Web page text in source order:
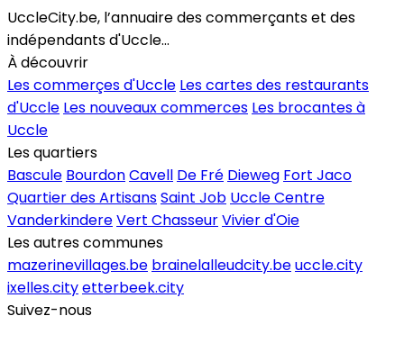
UccleCity.be, l’annuaire des commerçants et des
indépendants d'Uccle...
À découvrir
Les commerçes d'Uccle Les cartes des restaurants
d'Uccle Les nouveaux commerces Les brocantes à
Uccle
Les quartiers
Bascule BourdonCavell De Fré Dieweg Fort Jaco
Quartier des ArtisansSaint Job Uccle Centre
VanderkindereVert ChasseurVivier d'Oie
Les autres communes
mazerinevillages.be brainelalleudcity.beuccle.city
ixelles.cityetterbeek.city
Suivez-nous